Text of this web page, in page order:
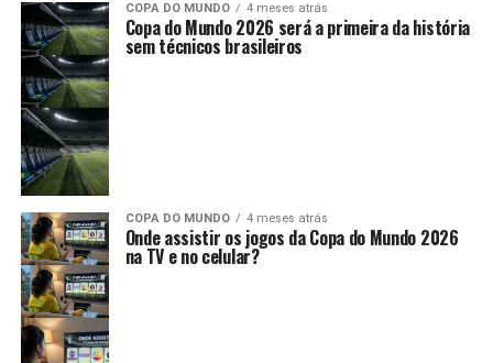
COPA DO MUNDO 4 meses atrás
Copa do Mundo 2026 será a primeira da história
sem técnicos brasileiros
COPA DO MUNDO 4 meses atrás
Onde assistir os jogos da Copa do Mundo 2026
na TV e no celular?